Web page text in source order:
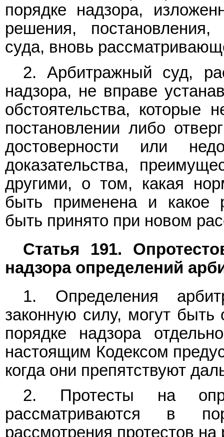
порядке надзора,
решения,
суда, вновь
2. Арбитражный суд,
надзора, не вправе
обстоятельства,
постановлении либо
достоверности или
доказательства,
другими, о том, какая
быть применена и какое
быть принято при новом
Статья 191.
надзора определений
1. Определения
законную силу, могут
порядке надзора
настоящим Кодексом
когда они препятствуют
2. Протесты на
рассматриваются в
рассмотрения протестов